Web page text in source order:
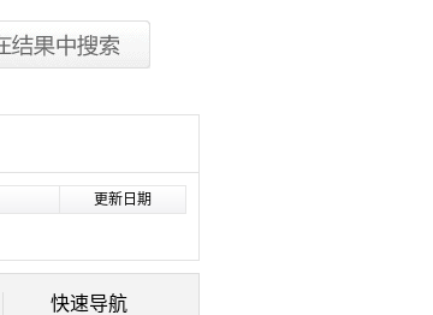
更新日期
快速导航